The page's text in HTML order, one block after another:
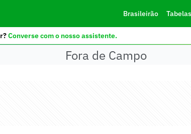
Brasileirão Tabelas
Converse com o nosso assistente.
Fora de Campo